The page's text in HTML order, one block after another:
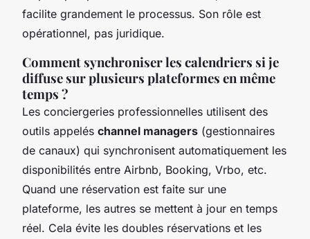
facilite grandement le processus. Son rôle est
opérationnel, pas juridique.
Comment synchroniser les calendriers si je
diffuse sur plusieurs plateformes en même
temps ?
Les conciergeries professionnelles utilisent des
outils appelés channel managers (gestionnaires
de canaux) qui synchronisent automatiquement les
disponibilités entre Airbnb, Booking, Vrbo, etc.
Quand une réservation est faite sur une
plateforme, les autres se mettent à jour en temps
réel. Cela évite les doubles réservations et les